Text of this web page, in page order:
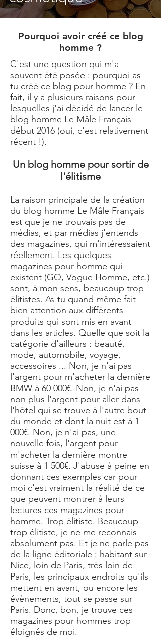
Pourquoi avoir créé ce blog
homme ?
C'est une question qui m'a
souvent été posée : pourquoi as-
tu créé ce blog pour homme ? En
fait, il y a plusieurs raisons pour
lesquelles j'ai décidé de lancer le
blog homme Le Mâle Français
début 2016 (oui, c'est relativement
récent !).
Un blog homme pour sortir de
l'élitisme
La raison principale de la création
du blog homme Le Mâle Français
est que je ne trouvais pas de
médias, et par médias j'entends
des magazines, qui m'intéressaient
réellement. Les quelques
magazines pour homme qui
existent (GQ, Vogue Homme, etc.)
sont, à mon sens, beaucoup trop
élitistes. As-tu quand même fait
bien attention aux différents
produits qui sont mis en avant
dans les articles. Quelle que soit la
catégorie d'ailleurs : beauté,
mode, automobile, voyage,
accessoires ... Non, je n'ai pas
l'argent pour m'acheter la dernière
BMW à 60 000€. Non, je n'ai pas
non plus l'argent pour aller dans
l'hôtel qui se trouve à l'autre bout
du monde et dont la nuit est à 1
000€. Non, je n'ai pas, une
nouvelle fois, l'argent pour
m'acheter la dernière montre
suisse à 1 500€. J'abuse à peine en
donnant ces exemples car pour
moi c'est vraiment la réalité de ce
que peuvent montrer à leurs
lectures ces magazines pour
homme. Trop élitiste. Beaucoup
trop élitiste, je ne me reconnais
absolument pas. Et je ne parle pas
de la ligne éditoriale : habitant sur
Nice, loin de Paris, très loin de
Paris, les principaux endroits qu'ils
mettent en avant, ou encore les
évènements, tout se passe sur
Paris. Donc, bon, je trouve ces
magazines pour hommes trop
éloignés de moi.